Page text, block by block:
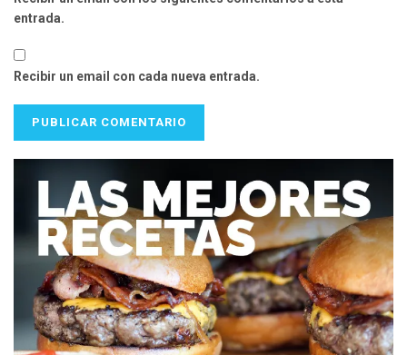
entrada.
Recibir un email con cada nueva entrada.